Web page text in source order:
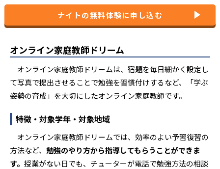
ナイトの無料体験に申し込む
オンライン家庭教師ドリーム
オンライン家庭教師ドリームは、宿題を毎日細かく設定し
て写真で提出させることで勉強を習慣付けするなど、「学ぶ
姿勢の育成」を大切にしたオンライン家庭教師です。
特徴・対象学年・対象地域
オンライン家庭教師ドリームでは、効率のよい予習復習の
方法など、 勉強のやり方から指導してもらうことができま
す。 授業がない日でも、チューターが電話で勉強方法の相談